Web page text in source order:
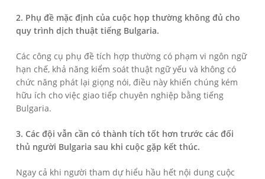
2. Phụ đề mặc định của cuộc họp thường không đủ cho
quy trình dịch thuật tiếng Bulgaria.
Các công cụ phụ đề tích hợp thường có phạm vi ngôn ngữ
hạn chế, khả năng kiểm soát thuật ngữ yếu và không có
chức năng phát lại giọng nói, điều này khiến chúng kém
hữu ích cho việc giao tiếp chuyên nghiệp bằng tiếng
Bulgaria.
3. Các đội vẫn cần có thành tích tốt hơn trước các đối
thủ người Bulgaria sau khi cuộc gặp kết thúc.
Ngay cả khi người tham dự hiểu hầu hết nội dung cuộc